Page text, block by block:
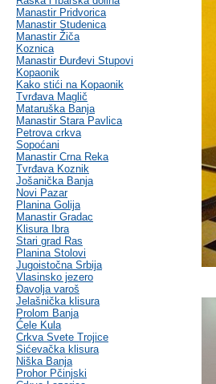
Manastir Pridvorica
Manastir Studenica
Manastir Žiča
Koznica
Manastir Đurđevi Stupovi
Kopaonik
Kako stići na Kopaonik
Tvrđava Maglič
Mataruška Banja
Manastir Stara Pavlica
Petrova crkva
Sopoćani
Manastir Crna Reka
Tvrđava Koznik
Jošanička Banja
Novi Pazar
Planina Golija
Manastir Gradac
Klisura Ibra
Stari grad Ras
Planina Stolovi
Jugoistočna Srbija
Vlasinsko jezero
Đavolja varoš
Jelašnička klisura
Prolom Banja
Ćele Kula
Crkva Svete Trojice
Sićevačka klisura
Niška Banja
Prohor Pčinjski